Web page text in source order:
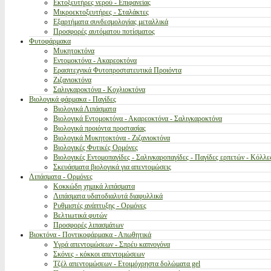
Εκτοξευτήρες νερού - Επιφανείας
Μικροεκτοξευτήρες - Σταλάκτες
Εξαρτήματα συνδεσμολογίας μεταλλικά
Προσφορές αυτόματου ποτίσματος
Φυτοφάρμακα
Μυκητοκτόνα
Εντομοκτόνα - Ακαρεοκτόνα
Ερασιτεχνικά Φυτοπροστατευτικά Προιόντα
Ζιζανιοκτόνα
Σαλιγκαροκτόνα - Κοχλιοκτόνα
Βιολογικά φάρμακα - Παγίδες
Βιολογικά Λιπάσματα
Βιολογικά Εντομοκτόνα - Ακαρεοκτόνα - Σαλιγκαροκτόνα
Βιολογικά προιόντα προστασίας
Βιολογικά Μυκητοκτόνα - Ζιζανιοκτόνα
Βιολογικές Φυτικές Ορμόνες
Βιολογικές Εντομοπαγίδες - Σαλιγκαροπαγίδες - Παγίδες ερπετών -
Σκευάσματα βιολογικά για απεντομώσεις
Λιπάσματα - Ορμόνες
Κοκκώδη χημικά λιπάσματα
Λιπάσματα υδατοδιαλυτά διαφυλλικά
Ρυθμιστές ανάπτυξης - Ορμόνες
Βελτιωτικά φυτών
Προσφορές λιπασμάτων
Βιοκτόνα - Ποντικοφάρμακα - Απωθητικά
Υγρά απεντομώσεων - Σπρέυ καπνογόνα
Σκόνες - κόκκοι απεντομώσεων
Τζέλ απεντομώσεων - Ετοιμόχρηστα δολώματα gel